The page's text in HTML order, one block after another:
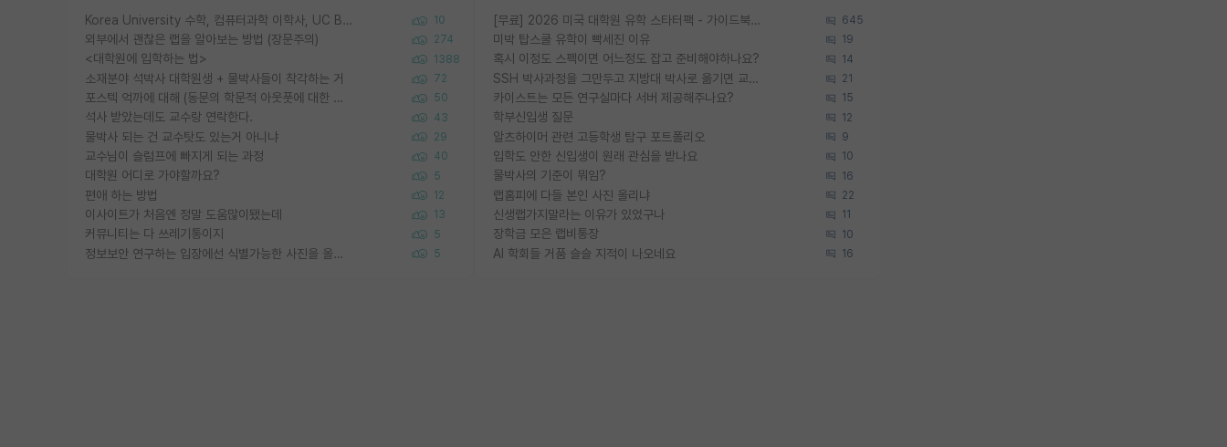
Korea University 수학, 컴퓨터과학 이학사, UC Berkeley 산업공학 대학원 공학박사가 되는 것은 쉽지 않겠죠? 10
외부에서 괜찮은 랩을 알아보는 방법 (장문주의) 274
<대학원에 입학하는 법> 1388
소재분야 석박사 대학원생 + 물박사들이 착각하는 거 72
포스텍 억까에 대해 (동문의 학문적 아웃풋에 대한 반박) 50
석사 받았는데도 교수랑 연락한다. 43
물박사 되는 건 교수탓도 있는거 아니냐 29
교수님이 슬럼프에 빠지게 되는 과정 40
대학원 어디로 가야할까요? 5
편애 하는 방법 12
이사이트가 처음엔 정말 도움많이됐는데 13
커뮤니티는 다 쓰레기통이지 5
정보보안 연구하는 입장에선 식별가능한 사진을 올리는건 비추이긴함 5
[무료] 2026 미국 대학원 유학 스타터팩 - 가이드북 & 합격자 컨택메일 템플릿 645
미박 탑스쿨 유학이 빡세진 이유 19
혹시 이정도 스펙이면 어느정도 잡고 준비해야하나요? 14
SSH 박사과정을 그만두고 지방대 박사로 옮기면 교수의 꿈은 끝일까요? 21
카이스트는 모든 연구실마다 서버 제공해주나요? 15
학부신입생 질문 12
알츠하이머 관련 고등학생 탐구 포트폴리오 9
입학도 안한 신입생이 원래 관심을 받나요 10
물박사의 기준이 뭐임? 16
랩홈피에 다들 본인 사진 올리냐 22
신생랩가지말라는 이유가 있었구나 11
장학금 모은 랩비통장 10
AI 학회들 거품 슬슬 지적이 나오네요 16